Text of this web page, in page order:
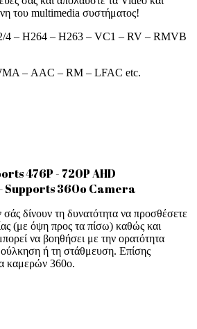
του multimedia συστήματος!
4 – H264 – H263 – VC1 – RV – RMVB
– AAC – RM – LFAC etc.
476P - 720P AHD
Supports 360o Camera
δίνουν τη δυνατότητα να προσθέσετε
(με όψη προς τα πίσω) καθώς και
να βοηθήσει με την ορατότητα
ή τη στάθμευση. Επίσης
καμερών 360ο.